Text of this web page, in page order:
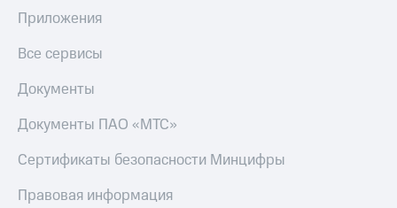
Приложения
Все сервисы
Документы
Документы ПАО «МТС»
Сертификаты безопасности Минцифры
Правовая информация